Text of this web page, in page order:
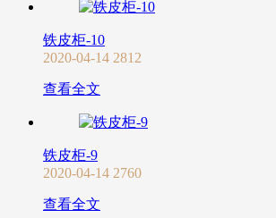
铁皮柜-10
2020-04-14 2812
查看全文
铁皮柜-9
2020-04-14 2760
查看全文